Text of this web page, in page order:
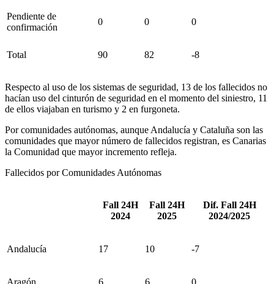
Pendiente de
confirmación
0 0 0
Total 90 82 -8
Respecto al uso de los sistemas de seguridad, 13 de los fallecidos no
hacían uso del cinturón de seguridad en el momento del siniestro, 11
de ellos viajaban en turismo y 2 en furgoneta.
Por comunidades autónomas, aunque Andalucía y Cataluña son las
comunidades que mayor número de fallecidos registran, es Canarias
la Comunidad que mayor incremento refleja.
Fallecidos por Comunidades Autónomas
Fall 24H
2024
Fall 24H
2025
Dif. Fall 24H
2024/2025
Andalucía 17 10 -7
Aragón 6 6 0